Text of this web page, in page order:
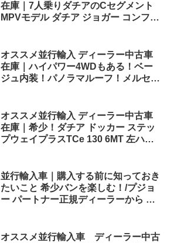
在庫｜7人乗りダチアのCセグメント
MPVモデル ダチア ジョガー コンフォ
オススメ並行輸入 ディーラー中古車
在庫｜ハイパワー4WDもある！ベー
ジュ内装！パノラマルーフ！メルセデ
ドル
オススメ並行輸入 ディーラー中古車
在庫｜希少！ダチア ドッカー ステッ
プウェイプラスTCe 130 6MT 左ハン
並行輸入車｜購入する前に知っておき
たいこと 希少バンを楽しむ！/プジョ
ー パートナー正規ディーラーから ド
オススメ並行輸入車 ディーラー中古